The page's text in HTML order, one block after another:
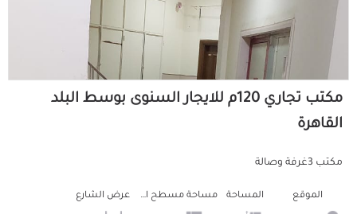
مكتب تجاري 120م للايجار السنوى بوسط البلد
القاهرة
مكتب 3غرفة وصالة
الموقع المساحة مساحة مسطح البناء عرض الشارع